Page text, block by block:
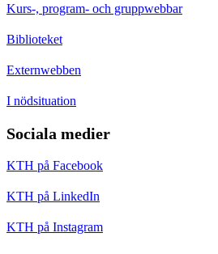
Kurs-, program- och gruppwebbar
Biblioteket
Externwebben
I nödsituation
Sociala medier
KTH på Facebook
KTH på LinkedIn
KTH på Instagram